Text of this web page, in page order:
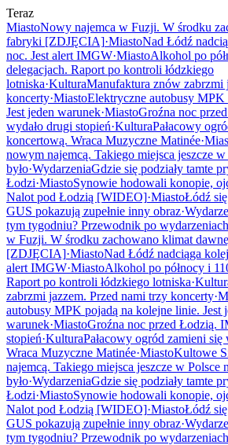
Teraz
MiastoNowy najemca w Fuzji. W środku
fabryki [ZDJĘCIA]·MiastoNad Łódź
noc. Jest alert IMGW·MiastoAlkohol po
delegacjach. Raport po kontroli łódzkiego
lotniska·KulturaManufaktura znów zabrzmi
koncerty·MiastoElektryczne autobusy
Jest jeden warunek·MiastoGroźna noc
wydało drugi stopień·KulturaPałacowy
koncertową. Wraca Muzyczne Matinée·
nowym najemcą. Takiego miejsca jeszcze w
było·WydarzeniaGdzie się podziały tamte
Łodzi·MiastoSynowie hodowali konopie,
Nalot pod Łodzią [WIDEO]·MiastoŁódź
GUS pokazują zupełnie inny obraz·
tym tygodniu? Przewodnik po wydarzeniach
w Fuzji. W środku zachowano klimat
[ZDJĘCIA]·MiastoNad Łódź nadciąga
alert IMGW·MiastoAlkohol po północy i
Raport po kontroli łódzkiego lotniska·
zabrzmi jazzem. Przed nami trzy koncerty·
autobusy MPK pojadą na kolejne linie. Jest
warunek·MiastoGroźna noc przed Łodzią.
stopień·KulturaPałacowy ogród zamieni
Wraca Muzyczne Matinée·MiastoKultowe
najemcą. Takiego miejsca jeszcze w Polsce
było·WydarzeniaGdzie się podziały tamte
Łodzi·MiastoSynowie hodowali konopie,
Nalot pod Łodzią [WIDEO]·MiastoŁódź
GUS pokazują zupełnie inny obraz·
tym tygodniu? Przewodnik po wydarzeniach